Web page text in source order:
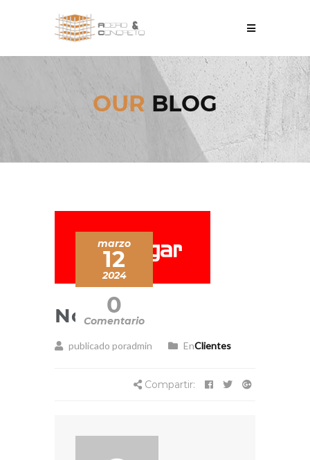
OUR BLOG
marzo
12
2024
0
Comentario
Novagar
publicado poradmin EnClientes
Compartir: